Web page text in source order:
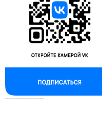
--------------------------